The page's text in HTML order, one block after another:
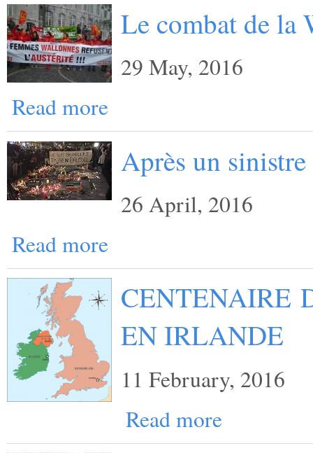
Le combat de la
29 May, 2016
Read more
Après un sinistre
26 April, 2016
Read more
CENTENAIRE
EN IRLANDE
11 February, 2016
Read more